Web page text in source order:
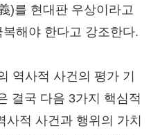
)를 현대판 우상이라고
해야 한다고 강조한다.
역사적 사건의 평가 기
결국 다음 3가지 핵심적
적 사건과 행위의 가치